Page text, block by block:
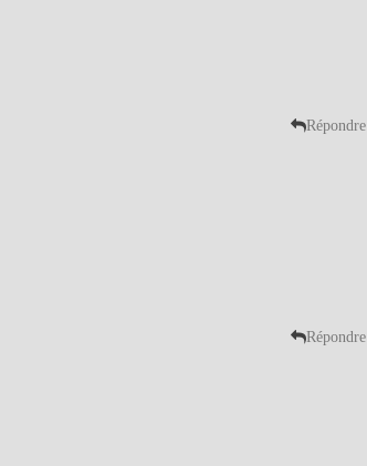
Répondre
Répondre